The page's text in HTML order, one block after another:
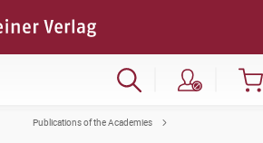
Publications of the Academies